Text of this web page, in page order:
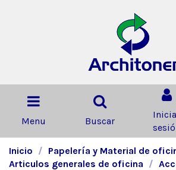
Menu Buscar
Inicio
Papelería y Material de
Articulos generales de oficina